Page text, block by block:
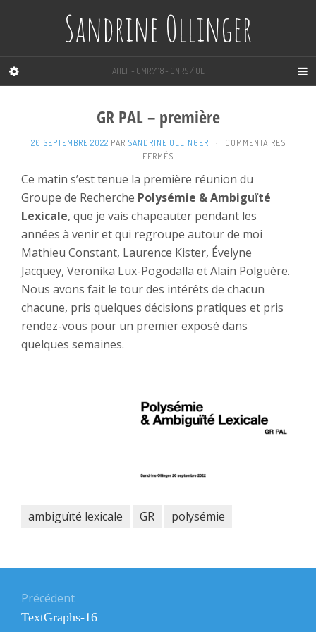
Sandrine Ollinger
ATILF - UMR 7118 - CNRS / UL
GR PAL – première
20 SEPTEMBRE 2022 PAR SANDRINE OLLINGER ·
COMMENTAIRES
FERMÉS
PAL
–
Ce matin s’est tenue la première réunion du
Groupe de Recherche Polysémie & Ambiguïté
Lexicale, que je vais chapeauter pendant les
années à venir et qui regroupe autour de moi
Mathieu Constant, Laurence Kister, Évelyne
Jacquey, Veronika Lux-Pogodalla et Alain Polguère.
Nous avons fait le tour des intérêts de chacun
chacune, pris quelques décisions pratiques et pris
rendez-vous pour un premier exposé dans
quelques semaines.
ambiguïté lexicale GR polysémie
Précédent
Article
TextGraphs-16